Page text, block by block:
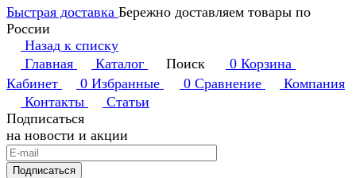
Быстрая доставка Бережно доставляем товары по
России
Назад к списку
Главная
Каталог Поиск 0 Корзина
Кабинет
0 Избранные 0 Сравнение
Компания
Контакты
Статьи
Подписаться
на новости и акции
Подписаться